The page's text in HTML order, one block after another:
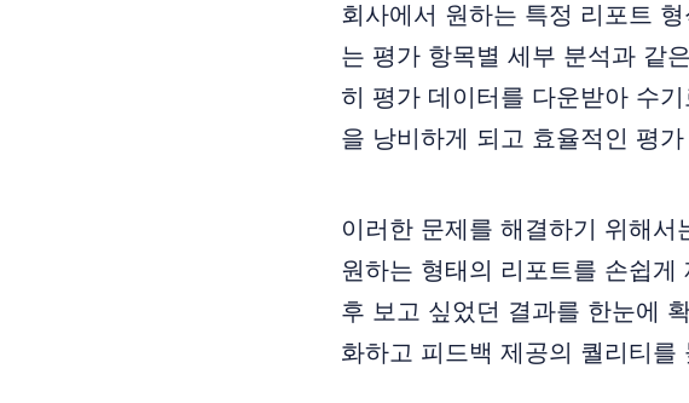
회사에서 원하는 특정 리포트
는 평가 항목별 세부 분석과 같
히 평가 데이터를 다운받아 수
을 낭비하게 되고 효율적인 평
이러한 문제를 해결하기 위해
원하는 형태의 리포트를 손쉽
후 보고 싶었던 결과를 한눈에
화하고 피드백 제공의 퀄리티